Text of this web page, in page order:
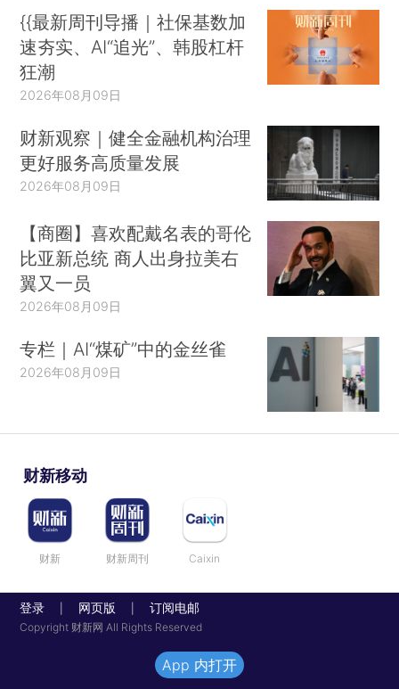
{{最新周刊导播｜社保基数加
速夯实、AI“追光”、韩股杠杆
狂潮
2026年08月09日
财新观察｜健全金融机构治理
更好服务高质量发展
2026年08月09日
【商圈】喜欢配戴名表的哥伦
比亚新总统 商人出身拉美右
翼又一员
2026年08月09日
专栏｜AI“煤矿”中的金丝雀
2026年08月09日
财新移动
财新 财新周刊 Caixin
登录 网页版 订阅电邮
Copyright 财新网 All Rights Reserved
App 内打开